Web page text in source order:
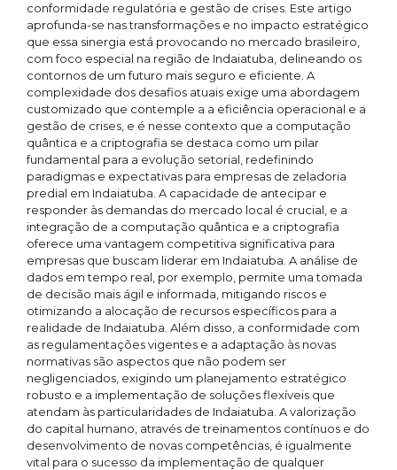
conformidade regulatória e gestão de crises. Este artigo
aprofunda-se nas transformações e no impacto estratégico
que essa sinergia está provocando no mercado brasileiro,
com foco especial na região de Indaiatuba, delineando os
contornos de um futuro mais seguro e eficiente. A
complexidade dos desafios atuais exige uma abordagem
customizado que contemple a a eficiência operacional e a
gestão de crises, e é nesse contexto que a computação
quântica e a criptografia se destaca como um pilar
fundamental para a evolução setorial, redefinindo
paradigmas e expectativas para empresas de zeladoria
predial em Indaiatuba. A capacidade de antecipar e
responder às demandas do mercado local é crucial, e a
integração de a computação quântica e a criptografia
oferece uma vantagem competitiva significativa para
empresas que buscam liderar em Indaiatuba. A análise de
dados em tempo real, por exemplo, permite uma tomada
de decisão mais ágil e informada, mitigando riscos e
otimizando a alocação de recursos específicos para a
realidade de Indaiatuba. Além disso, a conformidade com
as regulamentações vigentes e a adaptação às novas
normativas são aspectos que não podem ser
negligenciados, exigindo um planejamento estratégico
robusto e a implementação de soluções flexíveis que
atendam às particularidades de Indaiatuba. A valorização
do capital humano, através de treinamentos contínuos e do
desenvolvimento de novas competências, é igualmente
vital para o sucesso da implementação de qualquer